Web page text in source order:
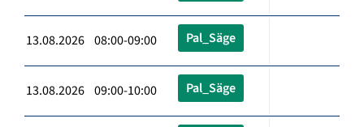
13.08.2026 08:00-09:00 Pal_Säge
13.08.2026 09:00-10:00 Pal_Säge